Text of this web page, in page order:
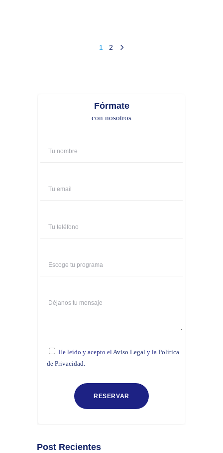
1 2
Fórmate
con nosotros
He leído y acepto elAviso Legal y la Política
de Privacidad.
Post Recientes